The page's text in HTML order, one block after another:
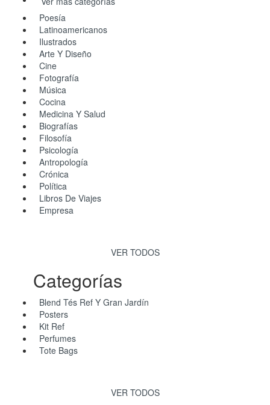
Poesía
Latinoamericanos
Ilustrados
Arte Y Diseño
Cine
Fotografía
Música
Cocina
Medicina Y Salud
Biografías
Filosofía
Psicología
Antropología
Crónica
Política
Libros De Viajes
Empresa
VER TODOS
Categorías
Blend Tés Ref Y Gran Jardín
Posters
Kit Ref
Perfumes
Tote Bags
VER TODOS